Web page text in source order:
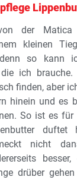
der Matica
kleinen
denn so kann
ich brauche.
finden, aber
hinein und es
So ist es
duftet
nicht
drüber